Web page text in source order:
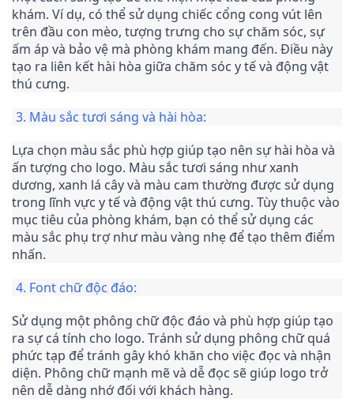
khám. Ví dụ, có thể sử dụng chiếc cổng cong vút lên
trên đầu con mèo, tượng trưng cho sự chăm sóc, sự
ấm áp và bảo vệ mà phòng khám mang đến. Điều này
tạo ra liên kết hài hòa giữa chăm sóc y tế và động vật
thú cưng.
3. Màu sắc tươi sáng và hài hòa:
Lựa chọn màu sắc phù hợp giúp tạo nên sự hài hòa và
ấn tượng cho logo. Màu sắc tươi sáng như xanh
dương, xanh lá cây và màu cam thường được sử dụng
trong lĩnh vực y tế và động vật thú cưng. Tùy thuộc vào
mục tiêu của phòng khám, bạn có thể sử dụng các
màu sắc phụ trợ như màu vàng nhẹ để tạo thêm điểm
nhấn.
4. Font chữ độc đáo:
Sử dụng một phông chữ độc đáo và phù hợp giúp tạo
ra sự cá tính cho logo. Tránh sử dụng phông chữ quá
phức tạp để tránh gây khó khăn cho việc đọc và nhận
diện. Phông chữ mạnh mẽ và dễ đọc sẽ giúp logo trở
nên dễ dàng nhớ đối với khách hàng.